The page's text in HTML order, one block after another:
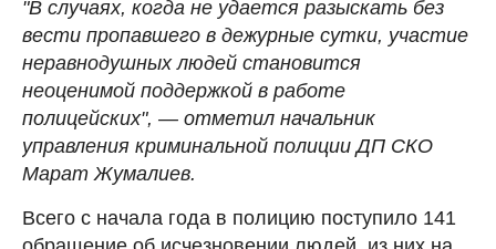
"В случаях, когда не удается разыскать без
вести пропавшего в дежурные сутки, участие
неравнодушных людей становится
неоценимой поддержкой в работе
полицейских", — отметил начальник
управления криминальной полиции ДП СКО
Марат Жумалиев.
Всего с начала года в полицию поступило 141